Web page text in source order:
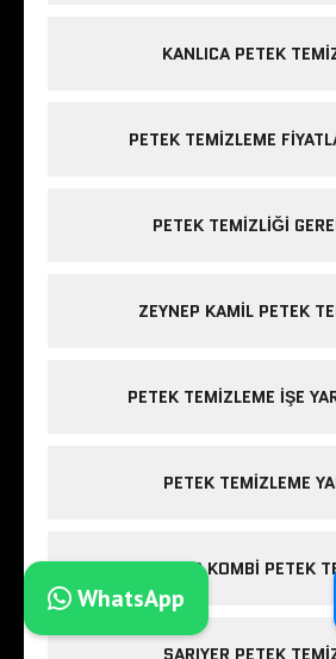
KANLICA PETEK
PETEK TEMIZLEME
PETEK TEMIZLIĞI
ZEYNEP KAMIL PETEK
PETEK TEMIZLEME IŞE
PETEK TEMIZLEME
ESENLER KOMBI PETEK
SARIYER PETEK
WhatsApp